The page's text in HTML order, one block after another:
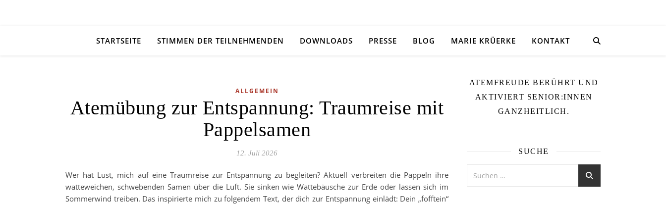
STARTSEITE STIMMEN DER TEILNEHMENDEN DOWNLOADS PRESSE BLOG MARIE KRÜERKE KONTAKT
ALLGEMEIN
Atemübung zur Entspannung: Traumreise mit
Pappelsamen
12. Juli 2026
Wer hat Lust, mich auf eine Traumreise zur Entspannung zu begleiten? Aktuell verbreiten die Pappeln ihre
watteweichen, schwebenden Samen über die Luft. Sie sinken wie Wattebäusche zur Erde oder lassen sich im
Sommerwind treiben. Das inspirierte mich zu folgendem Text, der dich zur Entspannung einlädt: Dein „fofftein“
ATEMFREUDE BERÜHRT UND
AKTIVIERT SENIOR:INNEN
GANZHEITLICH.
SUCHE